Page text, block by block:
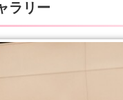
ラリー